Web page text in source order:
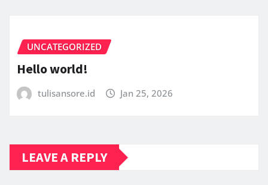
UNCATEGORIZED
Hello world!
tulisansore.id Jan 25, 2026
LEAVE A REPLY